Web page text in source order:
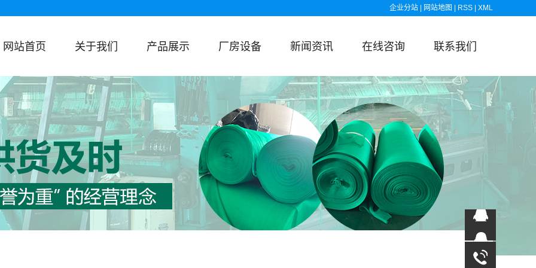
企业分站 网站地图 RSS XML
网站首页 关于我们 产品展示 厂房设备 新闻资讯 在线咨询 联系我们
13863838763